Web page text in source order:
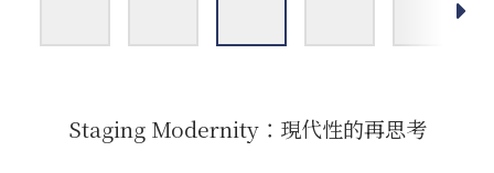
Staging Modernity：現代性的再思考